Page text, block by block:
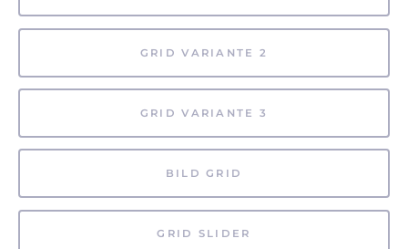
GRID VARIANTE 2
GRID VARIANTE 3
BILD GRID
GRID SLIDER